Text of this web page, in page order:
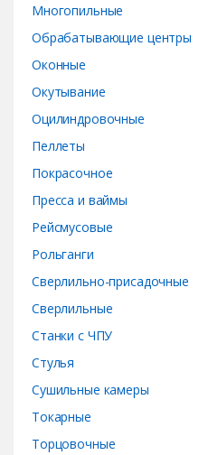
Многопильные
Обрабатывающие центры
Оконные
Окутывание
Оцилиндровочные
Пеллеты
Покрасочное
Пресса и ваймы
Рейсмусовые
Рольганги
Сверлильно-присадочные
Сверлильные
Станки с ЧПУ
Стулья
Сушильные камеры
Токарные
Торцовочные